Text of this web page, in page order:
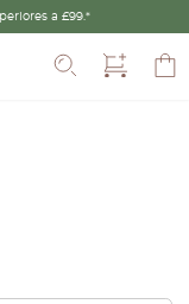
a £99.*